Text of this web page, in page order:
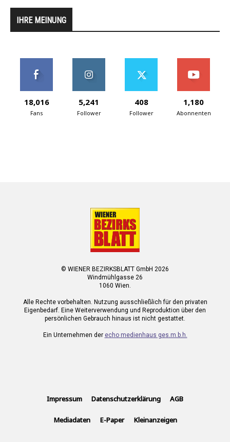
IHRE MEINUNG
18,016
Fans
5,241
Follower
408
Follower
1,180
Abonnenten
© WIENER BEZIRKSBLATT GmbH 2026
Windmühlgasse 26
1060 Wien.
Alle Rechte vorbehalten. Nutzung ausschließlich für den privaten
Eigenbedarf. Eine Weiterverwendung und Reproduktion über den
persönlichen Gebrauch hinaus ist nicht gestattet.
Ein Unternehmen der echo medienhaus ges.m.b.h.
Impressum Datenschutzerklärung AGB
Mediadaten E-Paper Kleinanzeigen